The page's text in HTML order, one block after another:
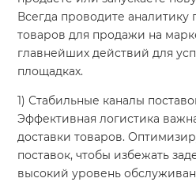
Всегда проводите
товаров для продажи на
главнейших действий для
площадках.
1) Стабильные каналы
Эффективная логистика
доставки товаров.
поставок, чтобы избежать
высокий уровень